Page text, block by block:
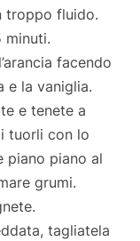
troppo fluido.
minuti.
facendo
e la vaniglia.
e tenete a
tuorli con lo
piano piano al
grumi.
tagliatela